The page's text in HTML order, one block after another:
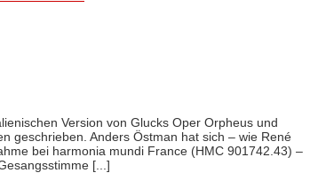
Version von Glucks Oper Orpheus und
geschrieben. Anders Östman hat sich – wie René
bei harmonia mundi France (HMC 901742.43) –
[...]